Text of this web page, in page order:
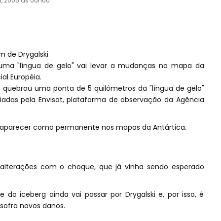
de Drygalski
"língua de gelo" vai levar a mudanças no mapa da
Européia.
quebrou uma ponta de 5 quilômetros da "língua de gelo"
pela Envisat, plataforma de observação da Agência
como permanente nos mapas da Antártica.
com o choque, que já vinha sendo esperado
do iceberg ainda vai passar por Drygalski e, por isso, é
novos danos.